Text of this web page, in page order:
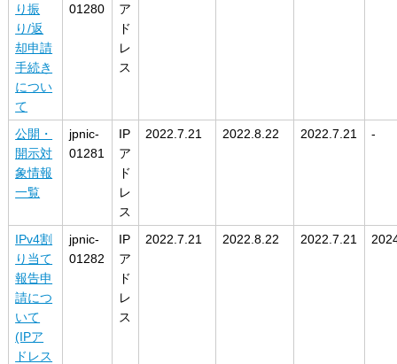
り振
り/返
却申請
手続き
につい
て
01280
ア
ド
レ
ス
公開・
開示対
象情報
一覧
jpnic-
01281
IP
ア
ド
レ
ス
2022.7.21 2022.8.22 2022.7.21 -
IPv4割
り当て
報告申
請につ
いて
(IPア
ドレス
jpnic-
01282
IP
ア
ド
レ
ス
2022.7.21 2022.8.22 2022.7.21